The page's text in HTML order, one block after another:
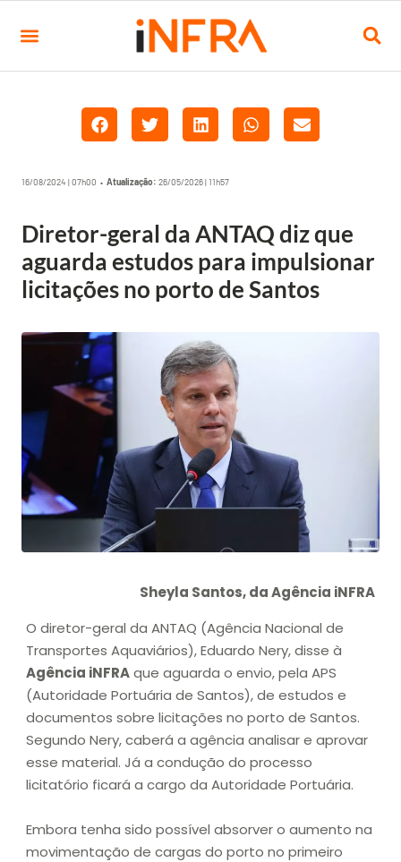
16/08/2024 | 07h00 • Atualização: 26/05/2026 | 11h57
Diretor-geral da ANTAQ diz que
aguarda estudos para impulsionar
licitações no porto de Santos
Sheyla Santos, da Agência iNFRA
O diretor-geral da ANTAQ (Agência Nacional de
Transportes Aquaviários), Eduardo Nery, disse à
Agência iNFRAque aguarda o envio, pela APS
(Autoridade Portuária de Santos), de estudos e
documentos sobre licitações no porto de Santos.
Segundo Nery, caberá a agência analisar e aprovar
esse material. Já a condução do processo
licitatório ficará a cargo da Autoridade Portuária.
Embora tenha sido possível absorver o aumento na
movimentação de cargas do porto no primeiro